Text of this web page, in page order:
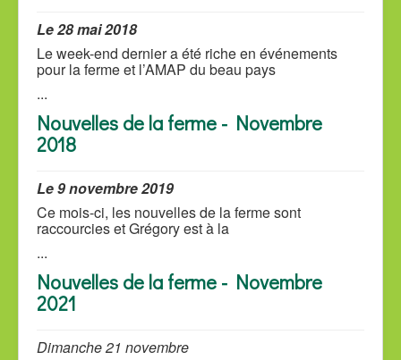
Le 28 mai 2018
Le week-end dernier a été riche en événements
pour la ferme et l’AMAP du beau pays
...
Nouvelles de la ferme - Novembre
2018
Le 9 novembre 2019
Ce mois-ci, les nouvelles de la ferme sont
raccourcies et Grégory est à la
...
Nouvelles de la ferme - Novembre
2021
Dimanche 21 novembre